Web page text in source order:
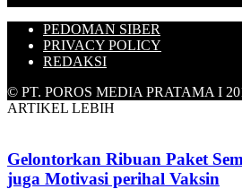
PEDOMAN SIBER
PRIVACY POLICY
REDAKSI
© PT. POROS MEDIA PRATAMA I
ARTIKEL LEBIH
Gelontorkan Ribuan Paket
juga Motivasi perihal Vaksin